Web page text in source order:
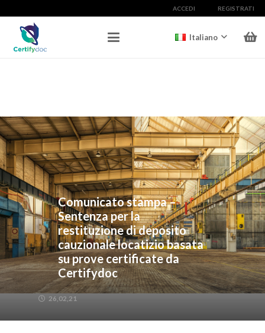
ACCEDI REGISTRATI
Italiano
Comunicato stampa –
Sentenza per la
restituzione di deposito
cauzionale locatizio basata
su prove certificate da
Certifydoc
26,02,21